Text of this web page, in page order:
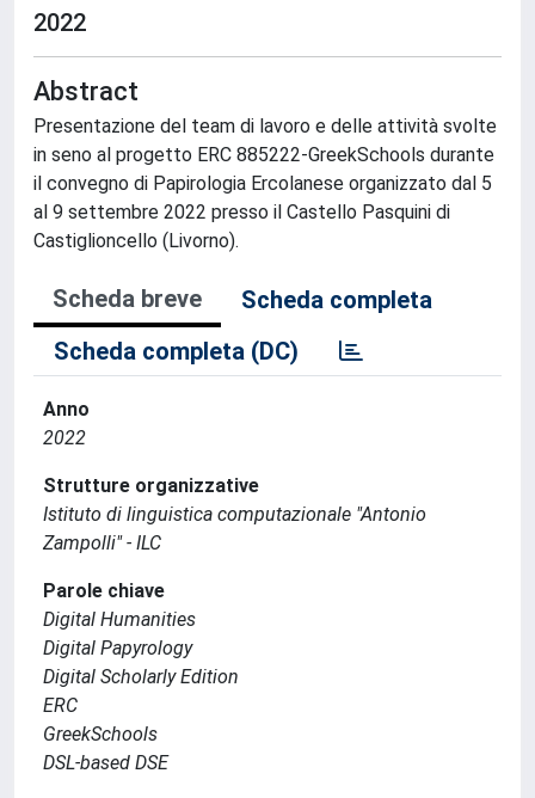
2022
Abstract
Presentazione del team di lavoro e delle attività svolte
in seno al progetto ERC 885222-GreekSchools durante
il convegno di Papirologia Ercolanese organizzato dal 5
al 9 settembre 2022 presso il Castello Pasquini di
Castiglioncello (Livorno).
Scheda breve
Scheda completa
Scheda completa (DC)
Anno
2022
Strutture organizzative
Istituto di linguistica computazionale "Antonio
Zampolli" - ILC
Parole chiave
Digital Humanities
Digital Papyrology
Digital Scholarly Edition
ERC
GreekSchools
DSL-based DSE